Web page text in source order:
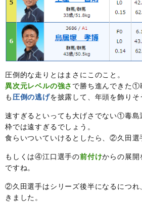
圧倒的な走りとはまさにこのこと。
異次元レベルの強さ で勝ち進んできた①
も 圧倒の逃げを披露して、年頭を飾りそ
速すぎるといっても大げさでない①毒島
枠では遠すぎるでしょう。
食らいついていけるとしたら、②久田選
もしくは④江口選手の前付けからの展開
ですね。
②久田選手はシリーズ後半になるにつれ
きました。